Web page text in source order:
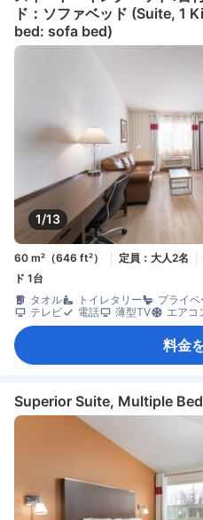
ド：ソファベッド (Suite, 1
bed: sofa bed)
1/13
60 m²（646 ft²） 定員：大人2名
ド 1台
タオル
トイレタリー プライ
テレビ
電話 薄型TV エアコ
料金
Superior Suite, Multiple